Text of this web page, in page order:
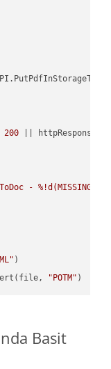
200 ||
- %!d(MISSING)\n"
)
"POTM"
Basit